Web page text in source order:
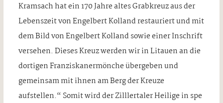
Kramsach hat ein 170 Jahre altes Grabkreuz aus der
Lebenszeit von Engelbert Kolland restauriert und mit
dem Bild von Engelbert Kolland sowie einer Inschrift
versehen. Dieses Kreuz werden wir in Litauen an die
dortigen Franziskanermönche übergeben und
gemeinsam mit ihnen am Berg der Kreuze
aufstellen.“ Somit wird der Zilllertaler Heilige in spe